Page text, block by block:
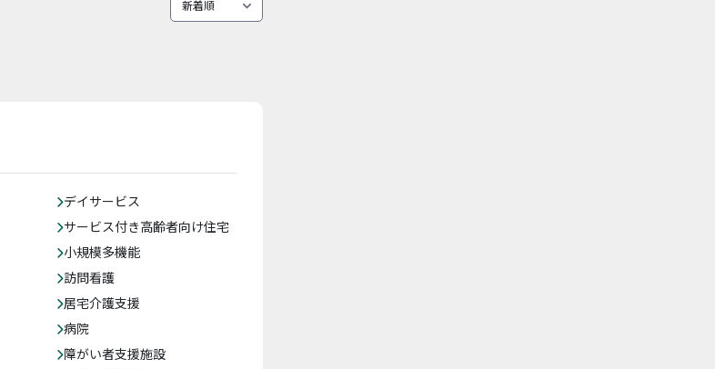
デイサービス
サービス付き高齢者向け住宅
小規模多機能
訪問看護
居宅介護支援
病院
障がい者支援施設